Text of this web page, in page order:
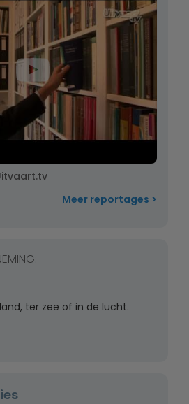
Meer reportages
ter zee of in de lucht.